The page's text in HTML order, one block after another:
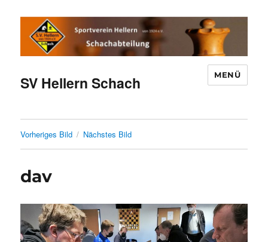
SV Hellern Schach MENÜ
Vorheriges Bild Nächstes Bild
dav